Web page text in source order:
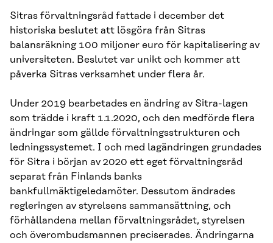
Sitras förvaltningsråd fattade i december det
historiska beslutet att lösgöra från Sitras
balansräkning 100 miljoner euro för kapitalisering av
universiteten. Beslutet var unikt och kommer att
påverka Sitras verksamhet under flera år.
Under 2019 bearbetades en ändring av Sitra-lagen
som trädde i kraft 1.1.2020, och den medförde flera
ändringar som gällde förvaltningsstrukturen och
ledningssystemet. I och med lagändringen grundades
för Sitra i början av 2020 ett eget förvaltningsråd
separat från Finlands banks
bankfullmäktigeledamöter. Dessutom ändrades
regleringen av styrelsens sammansättning, och
förhållandena mellan förvaltningsrådet, styrelsen
och överombudsmannen preciserades. Ändringarna